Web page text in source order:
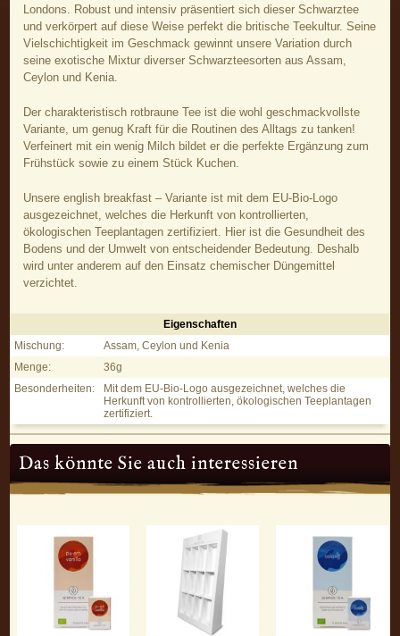
Londons. Robust und intensiv präsentiert sich dieser Schwarztee
und verkörpert auf diese Weise perfekt die britische Teekultur. Seine
Vielschichtigkeit im Geschmack gewinnt unsere Variation durch
seine exotische Mixtur diverser Schwarzteesorten aus Assam,
Ceylon und Kenia.
Der charakteristisch rotbraune Tee ist die wohl geschmackvollste
Variante, um genug Kraft für die Routinen des Alltags zu tanken!
Verfeinert mit ein wenig Milch bildet er die perfekte Ergänzung zum
Frühstück sowie zu einem Stück Kuchen.
Unsere english breakfast – Variante ist mit dem EU-Bio-Logo
ausgezeichnet, welches die Herkunft von kontrollierten,
ökologischen Teeplantagen zertifiziert. Hier ist die Gesundheit des
Bodens und der Umwelt von entscheidender Bedeutung. Deshalb
wird unter anderem auf den Einsatz chemischer Düngemittel
verzichtet.
English Breakfast – Schwarzer Tee - Eigenschaften
Eigenschaften
Mischung:
Assam, Ceylon und Kenia
Menge:
36g
Besonderheiten:
Mit dem EU-Bio-Logo ausgezeichnet, welches die
Herkunft von kontrollierten, ökologischen Teeplantagen
zertifiziert.
Das könnte Sie auch interessieren